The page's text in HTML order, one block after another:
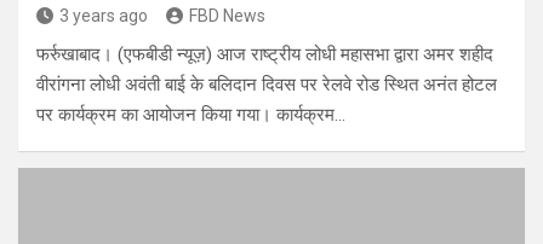
3 years ago FBD News
फर्रुखाबाद। (एफबीडी न्यूज़) आज राष्ट्रीय लोधी महासभा द्वारा अमर शहीद
वीरांगना लोधी अवंती बाई के बलिदान दिवस पर रेलवे रोड स्थित अनंत होटल
पर कार्यक्रम का आयोजन किया गया। कार्यक्रम…